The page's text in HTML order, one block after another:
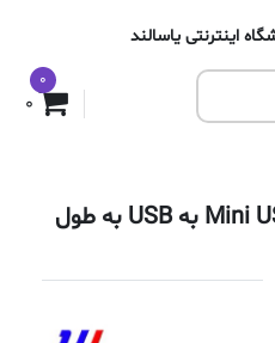
اینترنتی یاسالند
0
0
تبدیل پورت و اتصال Mini USB به USB به طول